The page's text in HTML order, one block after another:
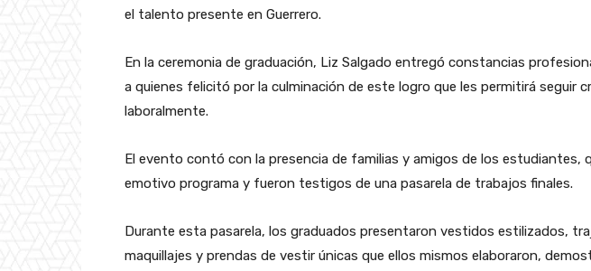
el talento presente en Guerrero.
En la ceremonia de graduación, Liz Salgado entregó constancias
a quienes felicitó por la culminación de este logro que les permitirá seguir
laboralmente.
El evento contó con la presencia de familias y amigos de los estudiantes,
emotivo programa y fueron testigos de una pasarela de trabajos finales.
Durante esta pasarela, los graduados presentaron vestidos estilizados,
maquillajes y prendas de vestir únicas que ellos mismos elaboraron,